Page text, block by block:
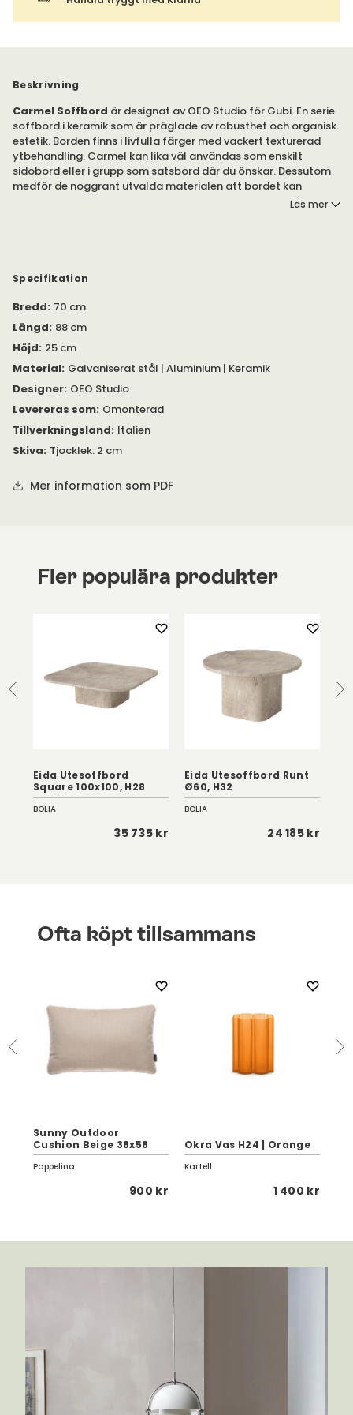
Beskrivning
Carmel Soffbord är designat av OEO Studio för Gubi. En serie
soffbord i keramik som är präglade av robusthet och organisk
estetik. Borden finns i livfulla färger med vackert texturerad
ytbehandling. Carmel kan lika väl användas som enskilt
sidobord eller i grupp som satsbord där du önskar. Dessutom
medför de noggrant utvalda materialen att bordet kan
livsstilen längs Kaliforniens kust. Bordet Carmel tillför en
Den mattsvarta beställningen i metall skapar en smakfull
kontrast till bordsskivan och bidrar till en elegant helhet.
Se bifogad PDF under 'Specifikation' för mer information om
produkten.
Läs mer
Specifikation
Bredd: 70 cm
Längd: 88 cm
Höjd: 25 cm
Material: Galvaniserat stål | Aluminium | Keramik
Designer: OEO Studio
Levereras som: Omonterad
Tillverkningsland: Italien
Skiva: Tjocklek: 2 cm
Mer information som PDF
Fler populära produkter
Eida Utesoffbord
Square 100x100, H28
BOLIA
35 735 kr
Eida Utesoffbord Runt
Ø60, H32
BOLIA
24 185 kr
Ofta köpt tillsammans
Sunny Outdoor
Cushion Beige 38x58
Pappelina
900 kr
Okra Vas H24 | Orange
Kartell
1 400 kr